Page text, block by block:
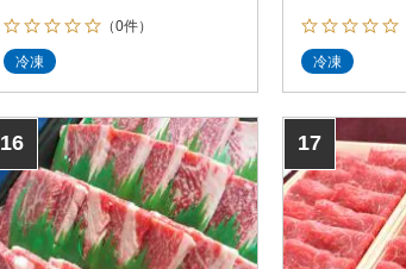
（0件）
冷凍 冷凍
16 17